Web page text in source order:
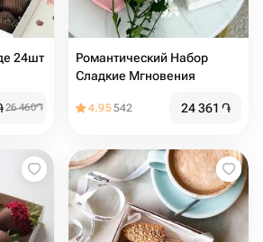
24шт
26 460֏
Романтический Набор
Сладкие Мгновения
4.95542 24 361 ֏